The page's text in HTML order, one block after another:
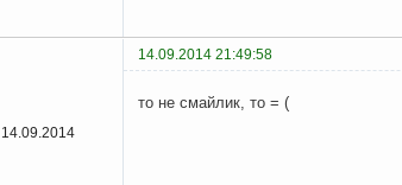
14.09.2014 21:49:58
14.09.2014
то не смайлик, то = (